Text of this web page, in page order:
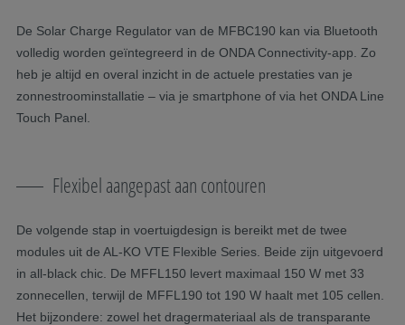
De Solar Charge Regulator van de MFBC190 kan via Bluetooth
volledig worden geïntegreerd in de ONDA Connectivity-app. Zo
heb je altijd en overal inzicht in de actuele prestaties van je
zonnestroominstallatie – via je smartphone of via het ONDA Line
Touch Panel.
Flexibel aangepast aan contouren
De volgende stap in voertuigdesign is bereikt met de twee
modules uit de AL-KO VTE Flexible Series. Beide zijn uitgevoerd
in all-black chic. De MFFL150 levert maximaal 150 W met 33
zonnecellen, terwijl de MFFL190 tot 190 W haalt met 105 cellen.
Het bijzondere: zowel het dragermateriaal als de transparante